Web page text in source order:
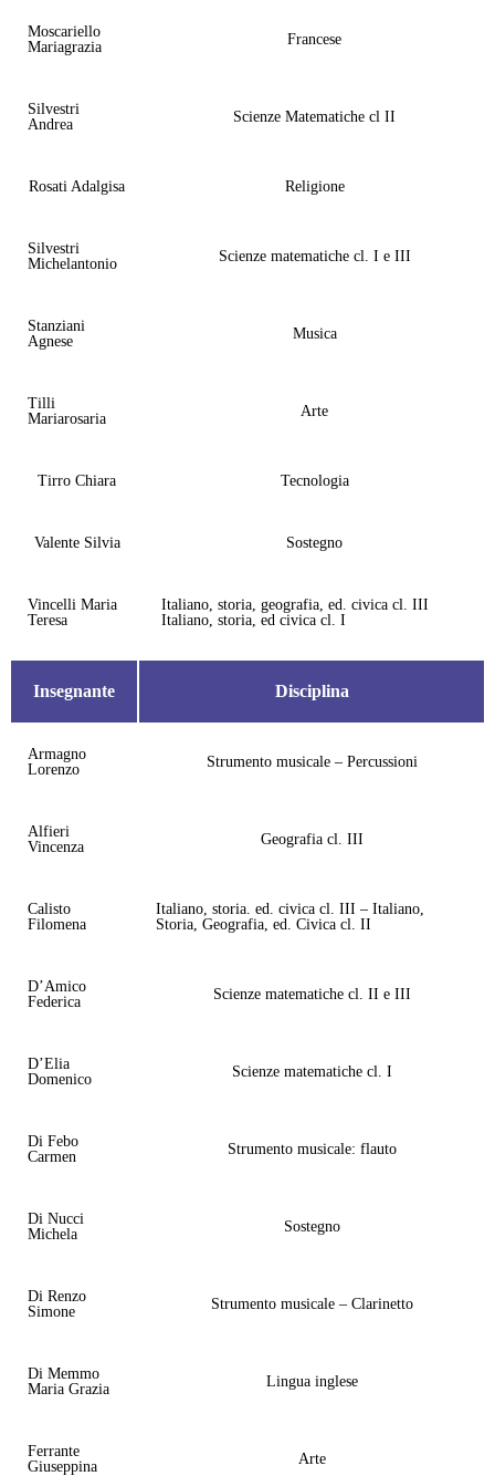
Moscariello
Mariagrazia
Francese
Silvestri
Andrea
Scienze Matematiche cl II
Rosati Adalgisa Religione
Silvestri
Michelantonio
Scienze matematiche cl. I e III
Stanziani
Agnese
Musica
Tilli
Mariarosaria
Arte
Tirro Chiara Tecnologia
Valente Silvia Sostegno
Vincelli Maria
Teresa
Italiano, storia, geografia, ed. civica cl. III
Italiano, storia, ed civica cl. I
Insegnante Disciplina
Armagno
Lorenzo
Strumento musicale – Percussioni
Alfieri
Vincenza
Geografia cl. III
Calisto
Filomena
Italiano, storia. ed. civica cl. III – Italiano,
Storia, Geografia, ed. Civica cl. II
D’Amico
Federica
Scienze matematiche cl. II e III
D’Elia
Domenico
Scienze matematiche cl. I
Di Febo
Carmen
Strumento musicale: flauto
Di Nucci
Michela
Sostegno
Di Renzo
Simone
Strumento musicale – Clarinetto
Di Memmo
Maria Grazia
Lingua inglese
Ferrante
Giuseppina
Arte